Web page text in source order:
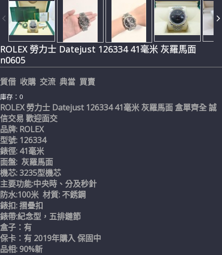
ROLEX 勞力士 Datejust 126334 41毫米 灰羅馬面
n0605
質借 收購 交流 典當 買賣
庫存：0
ROLEX 勞力士 Datejust 126334 41毫米 灰羅馬面 盒單齊全 誠
信交易 歡迎面交
品牌: ROLEX
型號: 126334
錶徑: 41毫米
面盤: 灰羅馬面
機芯: 3235型機芯
主要功能:中央時、分及秒針
防水:100米 材質: 不銹鋼
錶扣: 摺疊扣
錶帶:紀念型，五排鏈節
盒子：有
保卡：有 2019年購入 保固中
品相: 90%新